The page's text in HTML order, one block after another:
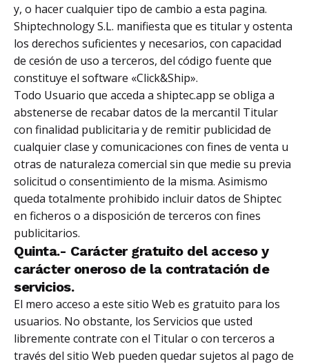
y, o hacer cualquier tipo de cambio a esta pagina.
Shiptechnology S.L. manifiesta que es titular y ostenta
los derechos suficientes y necesarios, con capacidad
de cesión de uso a terceros, del código fuente que
constituye el software «Click&Ship».
Todo Usuario que acceda a shiptec.app se obliga a
abstenerse de recabar datos de la mercantil Titular
con finalidad publicitaria y de remitir publicidad de
cualquier clase y comunicaciones con fines de venta u
otras de naturaleza comercial sin que medie su previa
solicitud o consentimiento de la misma. Asimismo
queda totalmente prohibido incluir datos de Shiptec
en ficheros o a disposición de terceros con fines
publicitarios.
Quinta.- Carácter gratuito del acceso y
carácter oneroso de la contratación de
servicios.
El mero acceso a este sitio Web es gratuito para los
usuarios. No obstante, los Servicios que usted
libremente contrate con el Titular o con terceros a
través del sitio Web pueden quedar sujetos al pago de